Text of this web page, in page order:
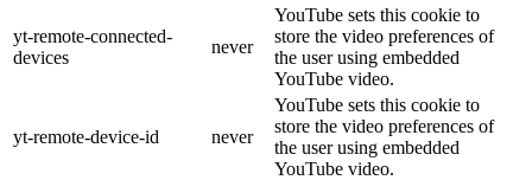
yt-remote-connected-
devices
never
YouTube sets this cookie to
store the video preferences of
the user using embedded
YouTube video.
yt-remote-device-id never
YouTube sets this cookie to
store the video preferences of
the user using embedded
YouTube video.